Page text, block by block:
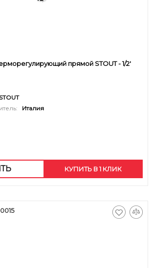
прямой STOUT - 1/2'
STOUT
Италия
КУПИТЬ В 1 КЛИК